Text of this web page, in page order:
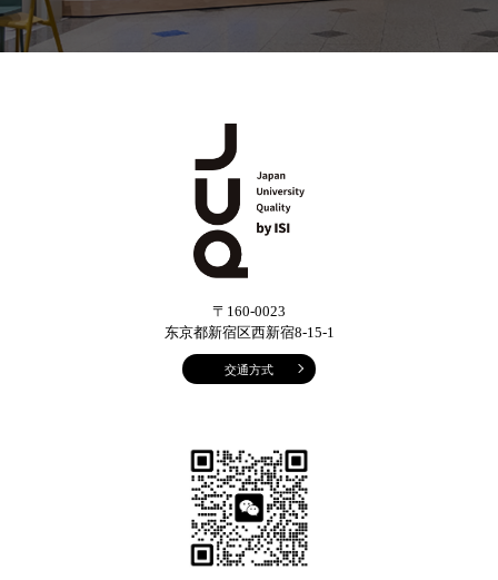
〒160-0023
东京都新宿区西新宿8-15-1
交通方式